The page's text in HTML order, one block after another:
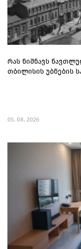
რას ნიშნავს
თბილისის უბნების
05. 08. 2026